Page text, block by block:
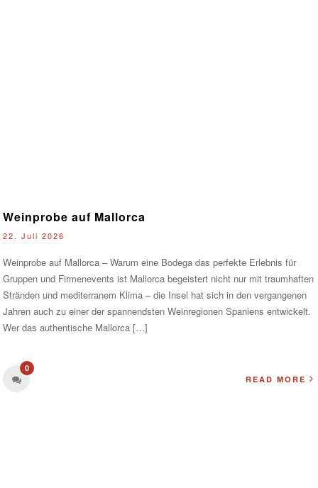
Weinprobe auf Mallorca
22. Juli 2026
Weinprobe auf Mallorca – Warum eine Bodega das perfekte Erlebnis für
Gruppen und Firmenevents ist Mallorca begeistert nicht nur mit traumhaften
Stränden und mediterranem Klima – die Insel hat sich in den vergangenen
Jahren auch zu einer der spannendsten Weinregionen Spaniens entwickelt.
Wer das authentische Mallorca […]
0
READ MORE